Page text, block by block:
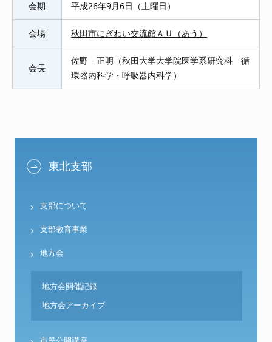
会期 平成26年9月6日（土曜日）
会場 秋田市にぎわい交流館ＡＵ（あう）
会長
佐野 正明（秋田大学大学院医学系研究科 循
環器内科学・呼吸器内科学）
東北支部
支部について
支部教育事業
地方会
地方会開催記録
地方会アーカイブ